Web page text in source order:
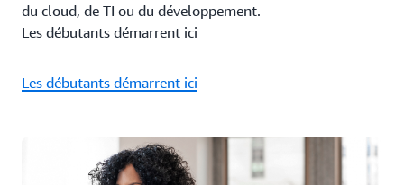
du cloud, de TI ou du développement.
Les débutants démarrent ici
Les débutants démarrent ici